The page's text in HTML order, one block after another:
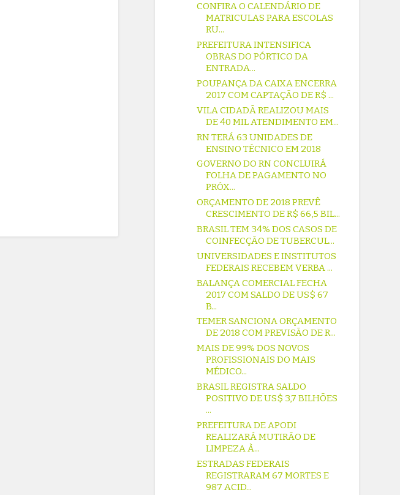
CONFIRA O CALENDÁRIO DE
MATRICULAS PARA ESCOLAS
RU...
PREFEITURA INTENSIFICA
OBRAS DO PÓRTICO DA
ENTRADA...
POUPANÇA DA CAIXA ENCERRA
2017 COM CAPTAÇÃO DE R$ ...
VILA CIDADÃ REALIZOU MAIS
DE 40 MIL ATENDIMENTO EM...
RN TERÁ 63 UNIDADES DE
ENSINO TÉCNICO EM 2018
GOVERNO DO RN CONCLUIRÁ
FOLHA DE PAGAMENTO NO
PRÓX...
ORÇAMENTO DE 2018 PREVÊ
CRESCIMENTO DE R$ 66,5 BIL...
BRASIL TEM 34% DOS CASOS DE
COINFECÇÃO DE TUBERCUL...
UNIVERSIDADES E INSTITUTOS
FEDERAIS RECEBEM VERBA ...
BALANÇA COMERCIAL FECHA
2017 COM SALDO DE US$ 67
B...
TEMER SANCIONA ORÇAMENTO
DE 2018 COM PREVISÃO DE R...
MAIS DE 99% DOS NOVOS
PROFISSIONAIS DO MAIS
MÉDICO...
BRASIL REGISTRA SALDO
POSITIVO DE US$ 3,7 BILHÕES
...
PREFEITURA DE APODI
REALIZARÁ MUTIRÃO DE
LIMPEZA À...
ESTRADAS FEDERAIS
REGISTRARAM 67 MORTES E
987 ACID...